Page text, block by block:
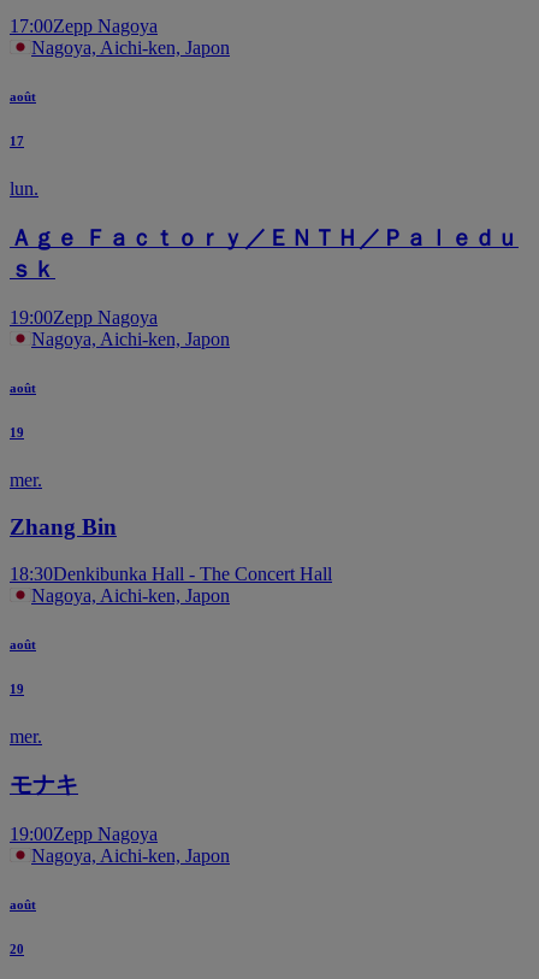
17:00Zepp Nagoya
Nagoya, Aichi-ken, Japon
août
17
lun.
Ａｇｅ Ｆａｃｔｏｒｙ／ＥＮＴＨ／Ｐａｌｅｄｕ
ｓｋ
19:00Zepp Nagoya
Nagoya, Aichi-ken, Japon
août
19
mer.
Zhang Bin
18:30Denkibunka Hall - The Concert Hall
Nagoya, Aichi-ken, Japon
août
19
mer.
モナキ
19:00Zepp Nagoya
Nagoya, Aichi-ken, Japon
août
20